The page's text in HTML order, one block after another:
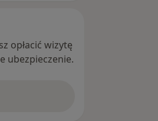
opłacić wizytę
ubezpieczenie.